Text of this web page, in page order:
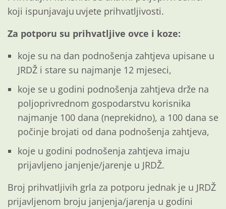
koji ispunjavaju uvjete prihvatljivosti.
Za potporu su prihvatljive ovce i koze:
koje su na dan podnošenja zahtjeva upisane u
JRDŽ i stare su najmanje 12 mjeseci,
koje se u godini podnošenja zahtjeva drže na
poljoprivrednom gospodarstvu korisnika
najmanje 100 dana (neprekidno), a 100 dana se
počinje brojati od dana podnošenja zahtjeva,
koje u godini podnošenja zahtjeva imaju
prijavljeno janjenje/jarenje u JRDŽ.
Broj prihvatljivih grla za potporu jednak je u JRDŽ
prijavljenom broju janjenja/jarenja u godini